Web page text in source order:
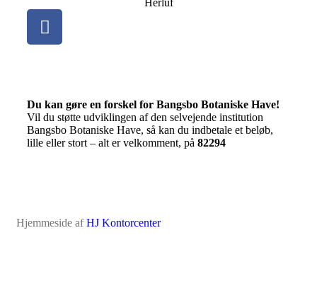
Herluf
Du kan gøre en forskel for Bangsbo Botaniske Have!
Vil du støtte udviklingen af den selvejende institution
Bangsbo Botaniske Have, så kan du indbetale et beløb,
lille eller stort – alt er velkomment, på 82294
Hjemmeside afHJ Kontorcenter